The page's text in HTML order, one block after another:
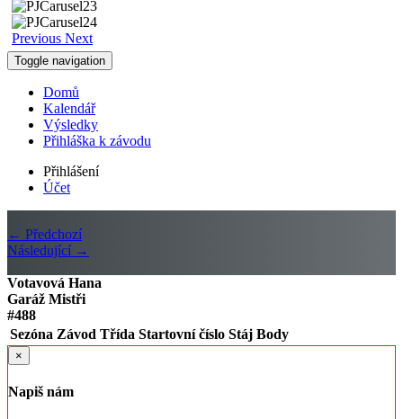
Previous Next
Toggle navigation
Domů
Kalendář
Výsledky
Přihláška k závodu
Přihlášení
Účet
← Předchozí
Následující →
Votavová Hana
Garáž Mistři
#488
Sezóna Závod Třída Startovní číslo Stáj Body
×
Napiš nám